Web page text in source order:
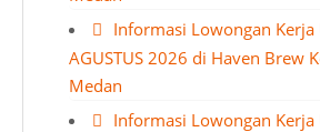
Informasi Lowongan Kerja
AGUSTUS 2026 di Haven Brew
Medan
Informasi Lowongan Kerja